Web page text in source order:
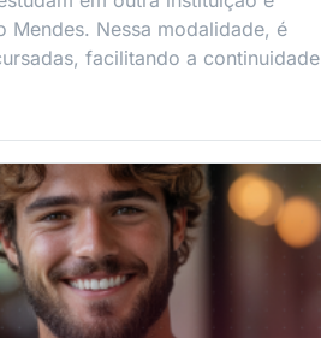
Mendes. Nessa modalidade, é
facilitando a continuidade